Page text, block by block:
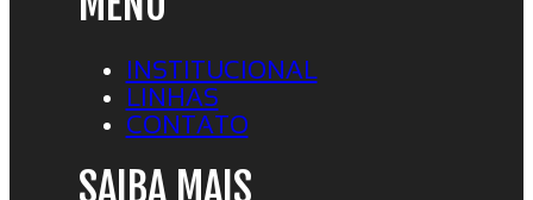
INSTITUCIONAL
LINHAS
CONTATO
SAIBA MAIS